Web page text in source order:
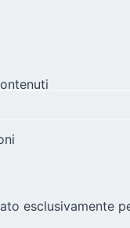
esclusivamente